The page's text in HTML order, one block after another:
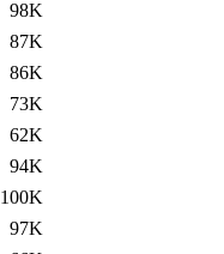
98K
87K
86K
73K
62K
94K
100K
97K